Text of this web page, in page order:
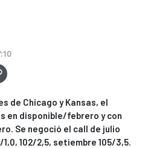
de Chicago y Kansas, el
en disponible/febrero y con
Se negoció el call de julio
102/2,5, setiembre 105/3,5.